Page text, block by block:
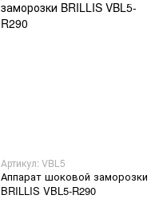
Артикул: VBL5
Аппарат шоковой заморозки
BRILLIS VBL5-R290